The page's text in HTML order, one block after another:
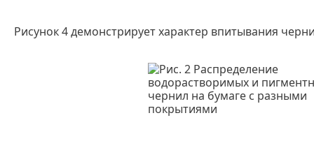
Рисунок 4 демонстрирует характер впитывания